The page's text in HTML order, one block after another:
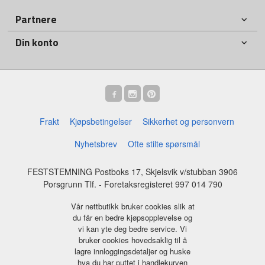
Partnere
Din konto
Frakt Kjøpsbetingelser
Sikkerhet og personvern
Nyhetsbrev
Ofte stilte spørsmål
FESTSTEMNING Postboks 17, Skjelsvik v/stubban 3906
Porsgrunn Tlf. - Foretaksregisteret 997 014 790
Vår nettbutikk bruker cookies slik at
du får en bedre kjøpsopplevelse og
vi kan yte deg bedre service. Vi
bruker cookies hovedsaklig til å
lagre innloggingsdetaljer og huske
hva du har puttet i handlekurven